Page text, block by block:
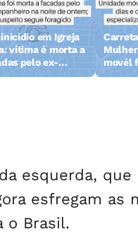
em Igreja
vítima é morta a
pelo ex-
movél
por 30
esquerda,
esfregam
o Brasil.